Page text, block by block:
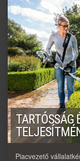
TARTÓSSÁG
Piacvezető